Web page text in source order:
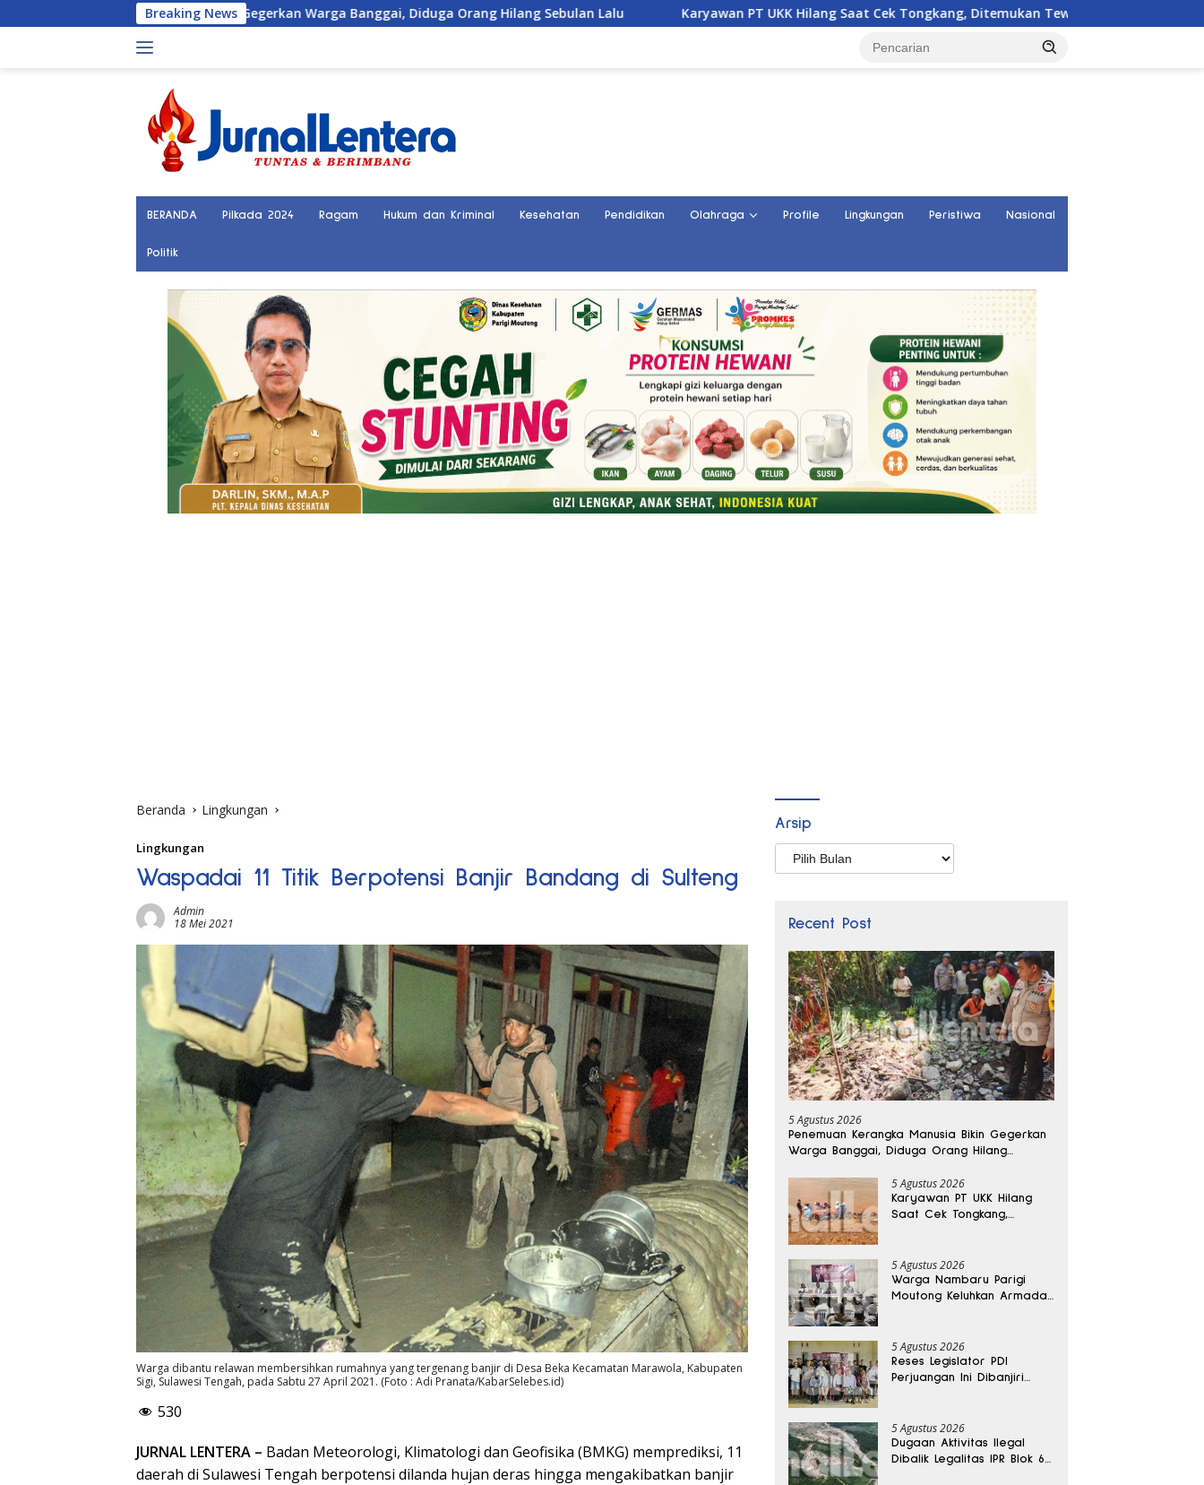
ke
Breaking News
Bikin Gegerkan Warga Banggai, Diduga Orang Hilang Sebulan Lalu Karyawan PT UKK Hilang Saat Cek Tongkang, Ditemukan Tewas di Kedalaman 15 Meter
BERANDA Pilkada 2024 Ragam Hukum dan Kriminal Kesehatan Pendidikan Olahraga Profile Lingkungan Peristiwa Nasional
Politik
Beranda Lingkungan
Lingkungan
Waspadai 11 Titik Berpotensi Banjir Bandang di Sulteng
Admin
18 Mei 2021
Warga dibantu relawan membersihkan rumahnya yang tergenang banjir di Desa Beka Kecamatan Marawola, Kabupaten
Sigi, Sulawesi Tengah, pada Sabtu 27 April 2021. (Foto : Adi Pranata/KabarSelebes.id)
530
JURNAL LENTERA – Badan Meteorologi, Klimatologi dan Geofisika (BMKG) memprediksi, 11
daerah di Sulawesi Tengah berpotensi dilanda hujan deras hingga mengakibatkan banjir
Arsip
Arsip
Recent Post
5 Agustus 2026
Penemuan Kerangka Manusia Bikin Gegerkan
Warga Banggai, Diduga Orang Hilang
5 Agustus 2026
Karyawan PT UKK Hilang
Saat Cek Tongkang,
5 Agustus 2026
Warga Nambaru Parigi
Moutong Keluhkan Armada
Reses Legislator PKS
5 Agustus 2026
Reses Legislator PDI
Perjuangan Ini Dibanjiri
5 Agustus 2026
Dugaan Aktivitas Ilegal
Dibalik Legalitas IPR Blok 6